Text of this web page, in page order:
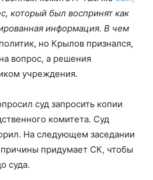
который был воспринят как
информация. В чем
но Крылов признался,
вопрос, а решения
учреждения.
суд запросить копии
комитета. Суд
На следующем заседании
причины придумает СК, чтобы
суда.